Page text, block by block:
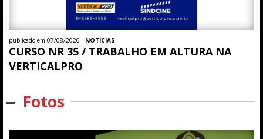
publicado em 07/08/2026 - NOTÍCIAS
CURSO NR 35 / TRABALHO EM ALTURA NA
VERTICALPRO
Fotos